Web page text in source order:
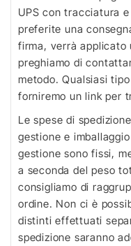
UPS con tracciatura
preferite una
firma, verrà applicato
preghiamo di
metodo. Qualsiasi
forniremo un link per
Le spese di
gestione e
gestione sono fissi,
a seconda del peso
consigliamo di
ordine. Non ci è
distinti effettuati
spedizione saranno